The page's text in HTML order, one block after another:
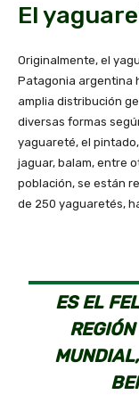
El
Originalmente, el
Patagonia argentina
amplia distribución
diversas formas
yaguareté, el
jaguar, balam, entre
población, se están
de 250 yaguaretés,
ES EL